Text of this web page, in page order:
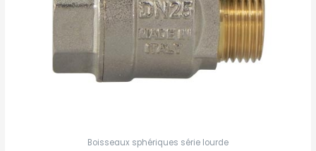
Boisseaux sphériques série lourde